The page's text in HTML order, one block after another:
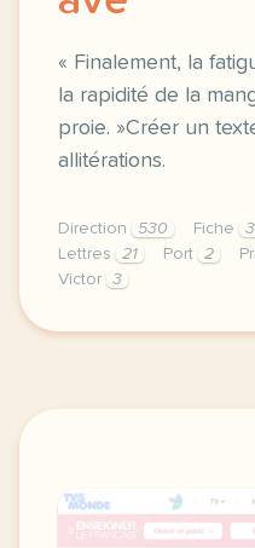
« Finalement, la
la rapidité de la
proie. »Créer un
allitérations.
Direction 530 Fiche
Lettres
21 Port 2
Victor
3
didomi host didomi